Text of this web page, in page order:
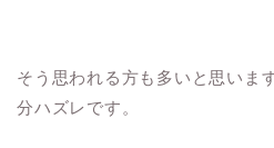
そう思われる方も多いと思いま
分ハズレです。